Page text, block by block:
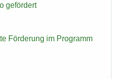
ge­för­dert
För­de­rung im Pro­gramm